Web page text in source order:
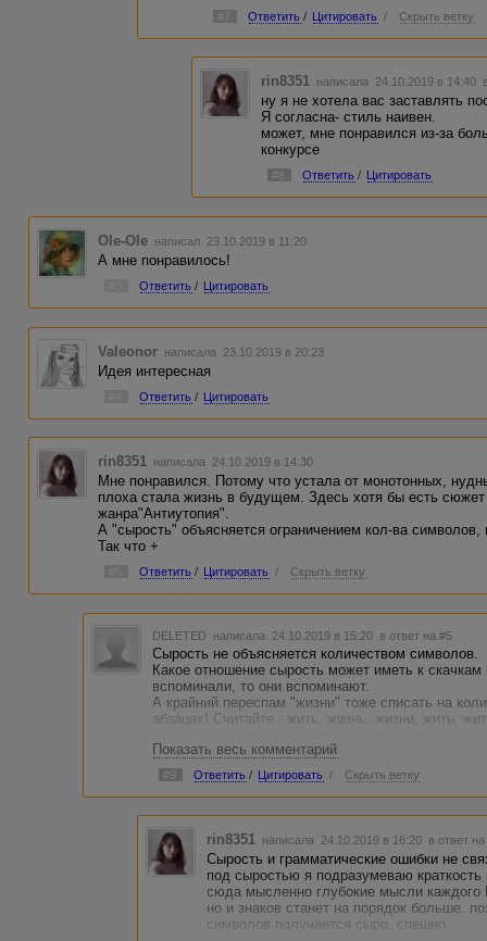
#7 Ответить / Цитировать / Скрыть ветку
rin8351 написала 24.10.2019 в 14:40
ну я не хотела вас заставлять
Я согласна- стиль наивен.
может, мне понравился из-за
конкурсе
#8 Ответить / Цитировать
Ole-Ole написал 23.10.2019 в 11:20
А мне понравилось!
Ответить / Цитировать
Valeonor написала 23.10.2019 в 20:23
Идея интересная
Ответить / Цитировать
rin8351 написала 24.10.2019 в 14:30
Мне понравился. Потому что устала от монотонных,
плоха стала жизнь в будущем. Здесь хотя бы есть сюжет
жанра"Антиутопия".
А "сырость" объясняется ограничением кол-ва
Так что +
Ответить / Цитировать / Скрыть ветку
DELETED написала 24.10.2019 в 15:20 в ответ на #5
Сырость не объясняется количеством символов.
Какое отношение сырость может иметь к
вспоминали, то они вспоминают.
А крайний переспам "жизни" тоже списать на
абзацах! Считайте - жить, жизнь, жизни, жить,
Здесь были конкурсы с ограничением знаков
вписывать в рамки полноценную историю. И
Так что давайте не будем списывать
символов, тем более "во благо сюжета и
Показать весь комментарий
#9 Ответить / Цитировать / Скрыть ветку
rin8351 написала 24.10.2019 в 16:20 в ответ
Сырость и грамматические ошибки не
под сыростью я подразумеваю
сюда мысленно глубокие мысли каждого
но и знаков станет на порядок больше.
символов получается сыро, спешно.